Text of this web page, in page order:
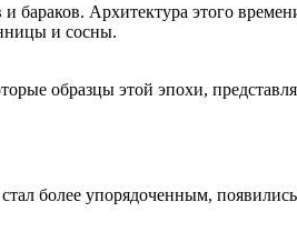
бараков. Архитектура этого
и сосны.
образцы этой эпохи,
более упорядоченным,